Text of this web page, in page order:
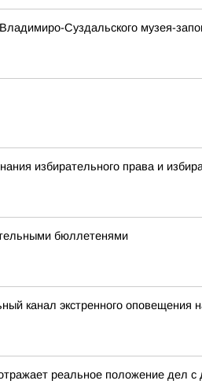
Суздальского музея-
избирательного права и
бюллетенями
канал экстренного
реальное положение дел